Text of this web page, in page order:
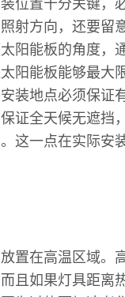
位置十分关键，
射方向，还要留
阳能板的角度，
阳能板能够最大
装地点必须保证
证全天候无遮挡
这一点在实际安
置在高温区域。
且如果灯具距离